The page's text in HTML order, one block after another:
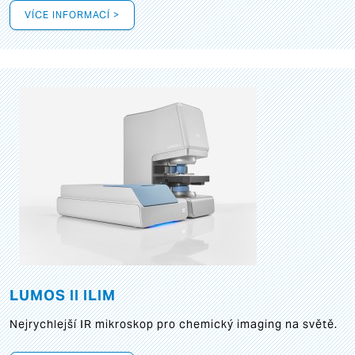
VÍCE INFORMACÍ >
LUMOS II ILIM
Nejrychlejší IR mikroskop pro chemický imaging na světě.